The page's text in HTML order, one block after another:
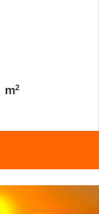
m2